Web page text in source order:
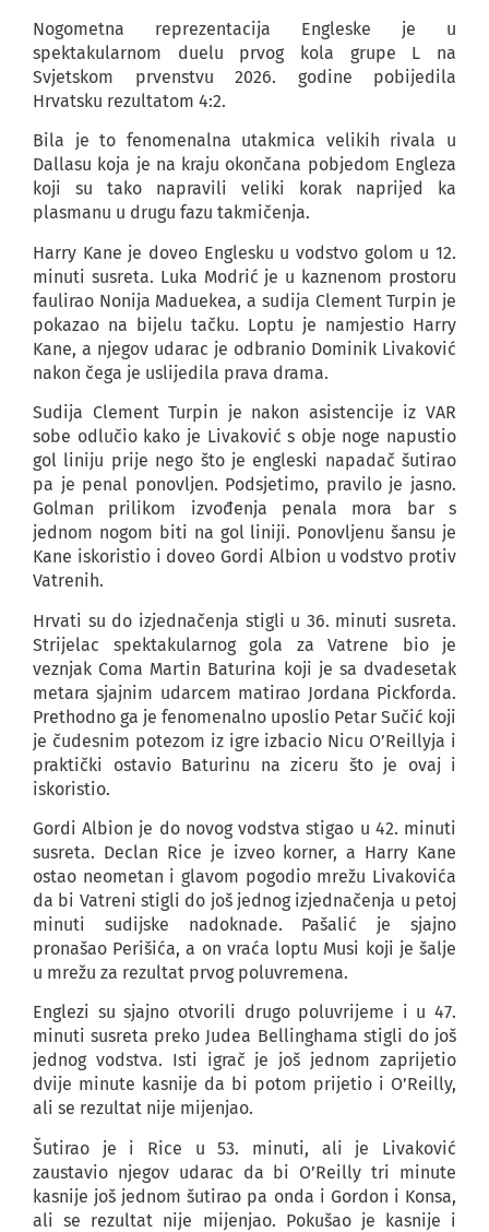
Nogometna reprezentacija Engleske je u
spektakularnom duelu prvog kola grupe L na
Svjetskom prvenstvu 2026. godine pobijedila
Hrvatsku rezultatom 4:2.
Bila je to fenomenalna utakmica velikih rivala u
Dallasu koja je na kraju okončana pobjedom Engleza
koji su tako napravili veliki korak naprijed ka
plasmanu u drugu fazu takmičenja.
Harry Kane je doveo Englesku u vodstvo golom u 12.
minuti susreta. Luka Modrić je u kaznenom prostoru
faulirao Nonija Maduekea, a sudija Clement Turpin je
pokazao na bijelu tačku. Loptu je namjestio Harry
Kane, a njegov udarac je odbranio Dominik Livaković
nakon čega je uslijedila prava drama.
Sudija Clement Turpin je nakon asistencije iz VAR
sobe odlučio kako je Livaković s obje noge napustio
gol liniju prije nego što je engleski napadač šutirao
pa je penal ponovljen. Podsjetimo, pravilo je jasno.
Golman prilikom izvođenja penala mora bar s
jednom nogom biti na gol liniji. Ponovljenu šansu je
Kane iskoristio i doveo Gordi Albion u vodstvo protiv
Vatrenih.
Hrvati su do izjednačenja stigli u 36. minuti susreta.
Strijelac spektakularnog gola za Vatrene bio je
veznjak Coma Martin Baturina koji je sa dvadesetak
metara sjajnim udarcem matirao Jordana Pickforda.
Prethodno ga je fenomenalno uposlio Petar Sučić koji
je čudesnim potezom iz igre izbacio Nicu O’Reillyja i
praktički ostavio Baturinu na ziceru što je ovaj i
iskoristio.
Gordi Albion je do novog vodstva stigao u 42. minuti
susreta. Declan Rice je izveo korner, a Harry Kane
ostao neometan i glavom pogodio mrežu Livakovića
da bi Vatreni stigli do još jednog izjednačenja u petoj
minuti sudijske nadoknade. Pašalić je sjajno
pronašao Perišića, a on vraća loptu Musi koji je šalje
u mrežu za rezultat prvog poluvremena.
Englezi su sjajno otvorili drugo poluvrijeme i u 47.
minuti susreta preko Judea Bellinghama stigli do još
jednog vodstva. Isti igrač je još jednom zaprijetio
dvije minute kasnije da bi potom prijetio i O’Reilly,
ali se rezultat nije mijenjao.
Šutirao je i Rice u 53. minuti, ali je Livaković
zaustavio njegov udarac da bi O’Reilly tri minute
kasnije još jednom šutirao pa onda i Gordon i Konsa,
ali se rezultat nije mijenjao. Pokušao je kasnije i